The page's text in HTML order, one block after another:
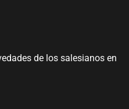
de los salesianos en